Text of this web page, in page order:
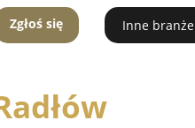
Zgłoś się Inne branże